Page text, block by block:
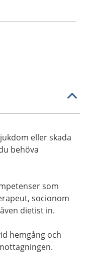
eller skada
behöva
som
socionom
dietist in.
hemgång och